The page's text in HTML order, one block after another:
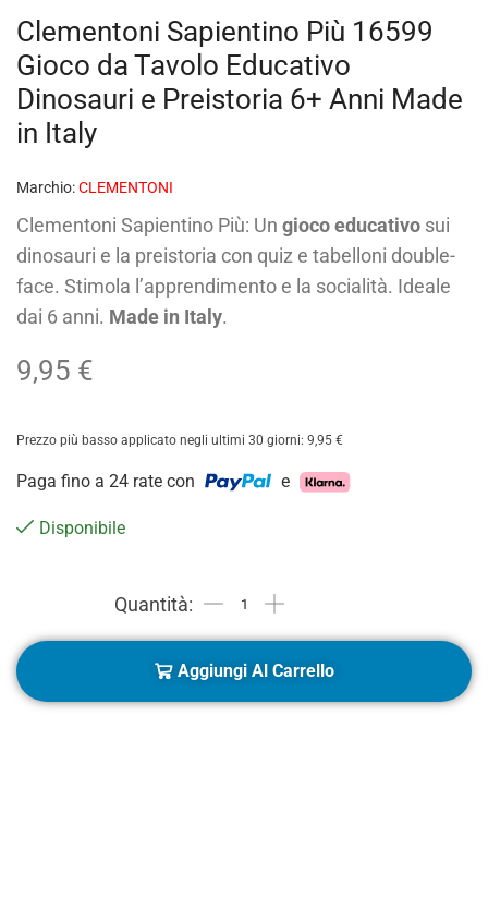
Clementoni Sapientino Più 16599
Gioco da Tavolo Educativo
Dinosauri e Preistoria 6+ Anni Made
in Italy
Marchio:CLEMENTONI
Clementoni Sapientino Più: Un gioco educativo sui
dinosauri e la preistoria con quiz e tabelloni double-
face. Stimola l’apprendimento e la socialità. Ideale
dai 6 anni. Made in Italy.
9,95 €
Prezzo più basso applicato negli ultimi 30 giorni: 9,95 €
Paga fino a 24 rate con e
Disponibile
Aggiungi Al Carrello